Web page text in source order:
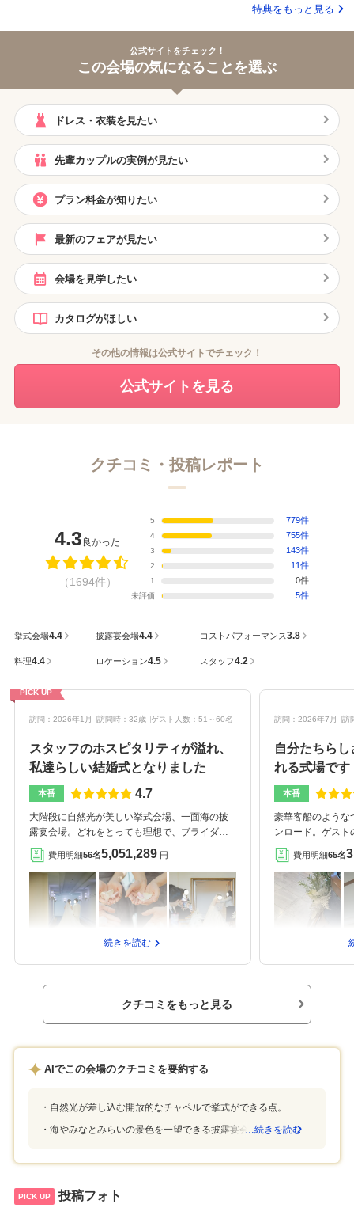
特典をもっと見る
公式サイトをチェック！
この会場の気になることを選ぶ
ドレス・衣装を見たい
先輩カップルの実例が見たい
プラン料金が知りたい
最新のフェアが見たい
会場を見学したい
カタログがほしい
その他の情報は公式サイトでチェック！
公式サイトを見る
クチコミ・投稿レポート
4.3 良かった
（1694件）
5 779件
4 755件
3 143件
2 11件
1 0件
未評価 5件
挙式会場4.4 披露宴会場4.4 コストパフォーマンス3.8
料理4.4 ロケーション4.5 スタッフ4.2
PICK UP
訪問：2026年1月 訪問時：32歳 ゲスト人数：51～60名
スタッフのホスピタリティが溢れ、
私達らしい結婚式となりました
本番 4.7
大階段に自然光が美しい挙式会場、一面海の披
露宴会場。どれをとっても理想で、ブライダル
フェアで一目ぼれをしました。そして動画やペ
ーパーアイテムの持ち込みも可能なので、私た
ちがやりたい結婚式を実現できる最高の会場で
した。披露宴会場は大きく3会場あり、街側、海
側、そして全天候型の内部屋です。私たちは横
浜らしく海側でやったのですが、ガラス張りで
朝～夜まで逆光にならずに美しい海を眺められ
青を基調とした雰囲気なので、「これぞ海の街
横浜！」とゲストにも大喜びしていただけまし
た。スクリーンも確か2台あるので、映像放映が
見づらいことはないです。また、築年数が30年
以上と比較的年季を感じる可能性も考えました
すが、希望する品を全て持ち込めるとのこと
ました（動画は持ち込み料がかかりましたが、
ダルフェアや小物フェアに参加をしたことで、
ただきました。こちらへの参加はマストです。
ていないと桜木町からどうやって来るのが近い
か分かりづらいかもしれないです。また、みな
費用明細56名5,051,289 円
続きを読む
訪問：2026年7月 訪
自分たちら
れる式場です
本番
豪華客船のような
ンロード。ゲスト
聴いたと思いま
まで入れる。海が
が落ち着いてい
ェルカムスペー
ち込み料1着
円でした！装花
円相当となり、
からプラス5,000
時のブーケも別で
ょうど作成中と
のにしたこと、ウ
た。また、乾杯の
4,000円、お子様
かる費用は抑えら
費用明細65名
クチコミをもっと見る
AIでこの会場のクチコミを要約する
自然光が差し込む開放的なチャペルで挙式ができる点。
海やみなとみらいの景色を一望できる披露宴会場がある点。
…続きを読む
PICK UP 投稿フォト